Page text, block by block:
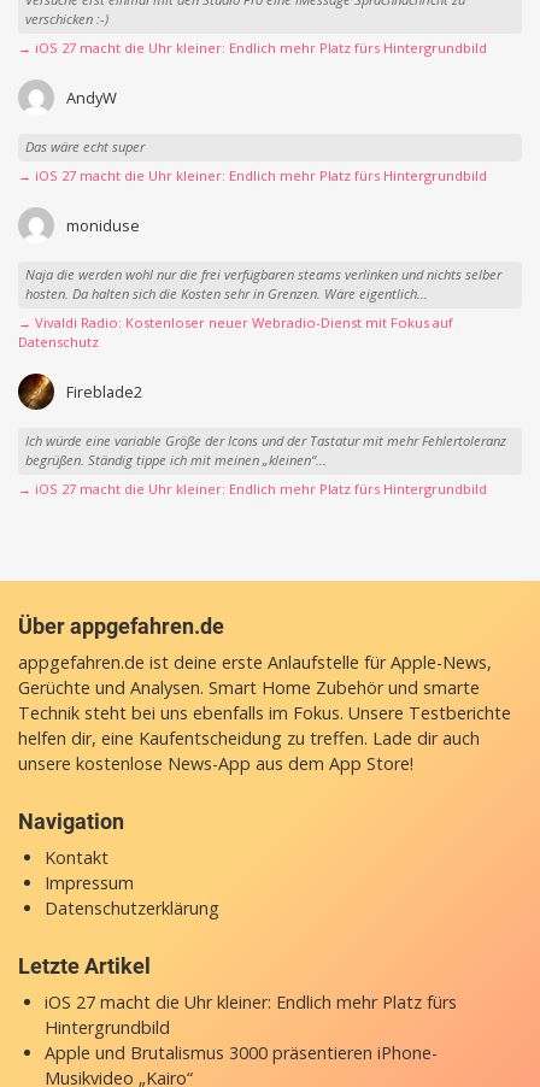
verschicken :-)
→ iOS 27 macht die Uhr kleiner: Endlich mehr Platz fürs Hintergrundbild
AndyW
Das wäre echt super
→ iOS 27 macht die Uhr kleiner: Endlich mehr Platz fürs Hintergrundbild
moniduse
Naja die werden wohl nur die frei verfügbaren steams verlinken und nichts selber
hosten. Da halten sich die Kosten sehr in Grenzen. Wäre eigentlich...
→ Vivaldi Radio: Kostenloser neuer Webradio-Dienst mit Fokus auf
Datenschutz
Fireblade2
Ich würde eine variable Größe der Icons und der Tastatur mit mehr Fehlertoleranz
begrüßen. Ständig tippe ich mit meinen „kleinen“...
→ iOS 27 macht die Uhr kleiner: Endlich mehr Platz fürs Hintergrundbild
Über appgefahren.de
appgefahren.de ist deine erste Anlaufstelle für Apple-News,
Gerüchte und Analysen. Smart Home Zubehör und smarte
Technik steht bei uns ebenfalls im Fokus. Unsere Testberichte
helfen dir, eine Kaufentscheidung zu treffen. Lade dir auch
unsere kostenlose News-App aus dem App Store!
Navigation
Kontakt
Impressum
Datenschutzerklärung
Letzte Artikel
iOS 27 macht die Uhr kleiner: Endlich mehr Platz fürs
Hintergrundbild
Apple und Brutalismus 3000 präsentieren iPhone-
Musikvideo „Kairo“